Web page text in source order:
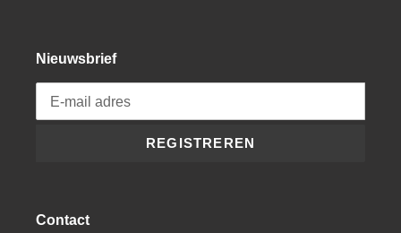
Nieuwsbrief
REGISTREREN
Contact